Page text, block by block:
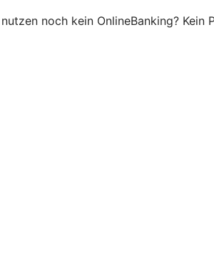
noch kein OnlineBanking? Kein